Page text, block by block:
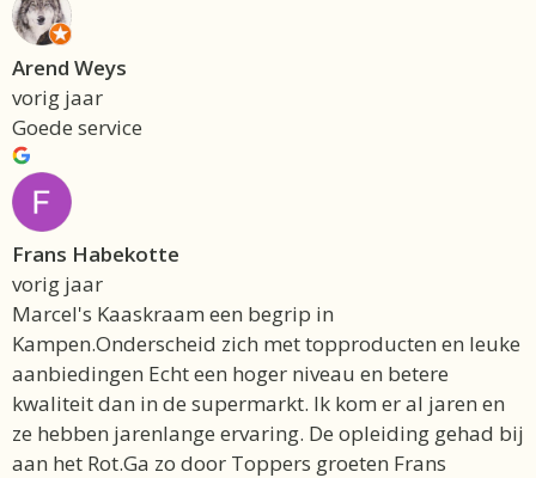
Arend Weys
vorig jaar
Goede service
Frans Habekotte
vorig jaar
Marcel's Kaaskraam een begrip in
Kampen.Onderscheid zich met topproducten en leuke
aanbiedingen Echt een hoger niveau en betere
kwaliteit dan in de supermarkt. Ik kom er al jaren en
ze hebben jarenlange ervaring. De opleiding gehad bij
aan het Rot.Ga zo door Toppers groeten Frans